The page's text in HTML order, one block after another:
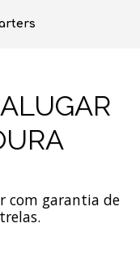
com garantia de